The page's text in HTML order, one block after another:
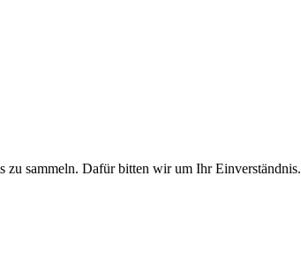
zu sammeln. Dafür bitten wir um Ihr Einverständnis.